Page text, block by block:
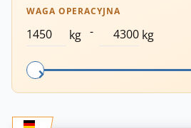
WAGA OPERACYJNA
kg - kg